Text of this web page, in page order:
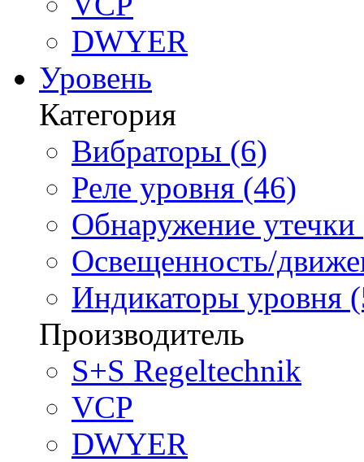
DWYER
Уровень
Категория
Вибраторы (6)
Реле уровня (46)
Обнаружение утечки
Освещенность/
Индикаторы уровня
Производитель
S+S Regeltechnik
VCP
DWYER